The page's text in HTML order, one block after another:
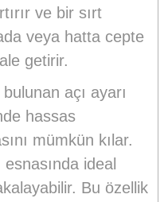
ve bir sırt
veya hatta cepte
getirir.
açı ayarı
hassas
mümkün kılar.
ideal
Bu özellik